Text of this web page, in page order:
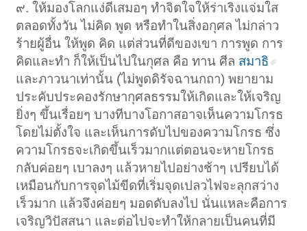
๙. ให้มองโลกแง่ดีเสมอๆ ทำจิตใจให้ร่าเริงแจ่มใส
ตลอดทั้งวัน ไม่คิด พูด หรือทำในสิ่งอกุศล ไม่กล่าว
ร้ายผู้อื่น ให้พูด คิด แต่ส่วนที่ดีของเขา การพูด การ
คิดและทำ ก็ให้เป็นไปในกุศล คือ ทาน ศีล สมาธิ
และภาวนาเท่านั้น (ไม่พูดดิรัจฉานกถา) พยายาม
ประคับประคองรักษากุศลธรรมให้เกิดและให้เจริญ
ยิ่งๆ ขึ้นเรื่อยๆ บางทีบางโอกาสอาจเห็นความโกรธ
โดยไม่ตั้งใจ และเห็นการดับไปของความโกรธ ซึ่ง
ความโกรธจะเกิดขึ้นเร็วมากแต่ตอนจะหายโกรธ
กลับค่อยๆ เบาลงๆ แล้วหายไปอย่างช้าๆ เปรียบได้
เหมือนกับการจุดไม้ขีดที่เริ่มจุดเปลวไฟจะลุกสว่าง
เร็วมาก แล้วจึงค่อยๆ มอดดับลงไป นั่นแหละคือการ
เจริญวิปัสสนา และต่อไปจะทำให้กลายเป็นคนที่มี